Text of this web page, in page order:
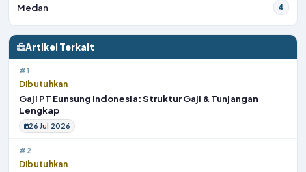
Medan 4
Artikel Terkait
#1
Dibutuhkan
Gaji PT Eunsung Indonesia: Struktur Gaji & Tunjangan
Lengkap
26 Jul 2026
#2
Dibutuhkan